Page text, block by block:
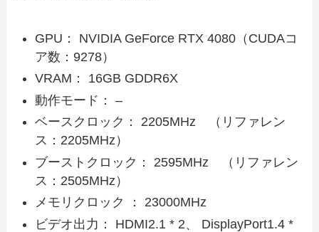
GPU： NVIDIA GeForce RTX 4080（CUDAコ
ア数：9278）
VRAM： 16GB GDDR6X
動作モード： –
ベースクロック： 2205MHz （リファレン
ス：2205MHz）
ブーストクロック： 2595MHz （リファレン
ス：2505MHz）
メモリクロック ： 23000MHz
ビデオ出力： HDMI2.1 * 2、 DisplayPort1.4 *